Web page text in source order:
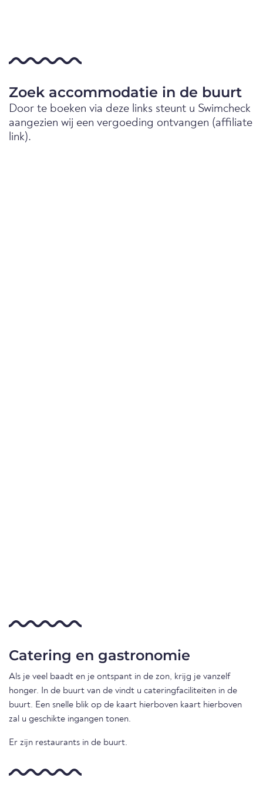
Zoek accommodatie in de buurt
Door te boeken via deze links steunt u Swimcheck
aangezien wij een vergoeding ontvangen (affiliate
link).
Catering en gastronomie
Als je veel baadt en je ontspant in de zon, krijg je vanzelf
honger. In de buurt van de vindt u cateringfaciliteiten in de
buurt. Een snelle blik op de kaart hierboven kaart hierboven
zal u geschikte ingangen tonen.
Er zijn restaurants in de buurt.